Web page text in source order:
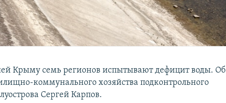
Крыму семь регионов испытывают дефицит воды. Об
коммунального хозяйства подконтрольного
Сергей Карпов.